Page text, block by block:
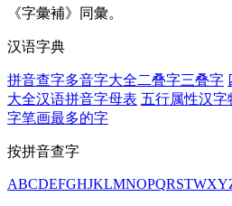
《字彙補》同彙。
汉语字典
拼音查字多音字大全二叠字三叠字
大全汉语拼音字母表 五行属性汉字
字笔画最多的字
按拼音查字
ABCDEFGHJKLMNOPQRSTWXY